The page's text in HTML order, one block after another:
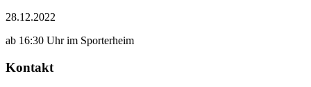
28.12.2022
ab 16:30 Uhr im Sporterheim
Kontakt